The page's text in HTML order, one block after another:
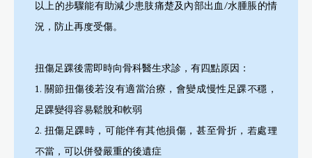
以上的步驟能有助減少患肢痛楚及內部出血/水腫脹的情
況，防止再度受傷。
扭傷足踝後需即時向骨科醫生求診，有四點原因：
1. 關節扭傷後若沒有適當治療，會變成慢性足踝不穩，
足踝變得容易鬆脫和軟弱
2. 扭傷足踝時，可能伴有其他損傷，甚至骨折，若處理
不當，可以併發嚴重的後遺症